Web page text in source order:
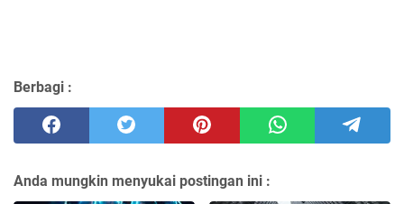
Berbagi :
Anda mungkin menyukai postingan ini :